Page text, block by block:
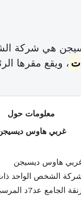
هي شركة
، ويقع مقرها الرئيسي في
معلومات حول
غربي هاوس
هاوس ديسيجن
الشخص الواحد
الجامع عد7د المرسى المدينة المرسى